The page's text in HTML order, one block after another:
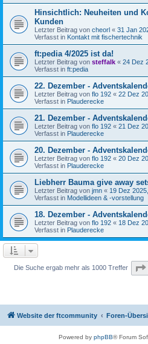
Hinsichtlich: Neuheiten und
Kunden
Letzter Beitrag von cheorl « 31 Jan
Verfasst in Kontakt mit fischertechnik
ft:pedia 4/2025 ist da!
Letzter Beitrag von steffalk « 24 Dez
Verfasst in ft:pedia
22. Dezember -
Letzter Beitrag von flo 192 « 22 Dez
Verfasst in Plauderecke
21. Dezember -
Letzter Beitrag von flo 192 « 21 Dez
Verfasst in Plauderecke
20. Dezember -
Letzter Beitrag von flo 192 « 20 Dez
Verfasst in Plauderecke
Liebherr Bauma give away
Letzter Beitrag von jmn « 19 Dez
Verfasst in Modellideen & -vorstellung
18. Dezember -
Letzter Beitrag von flo 192 « 18 Dez
Verfasst in Plauderecke
Die Suche ergab mehr als 1000 Treffer
Website der ftcommunity Foren-
Powered by phpBB® Forum